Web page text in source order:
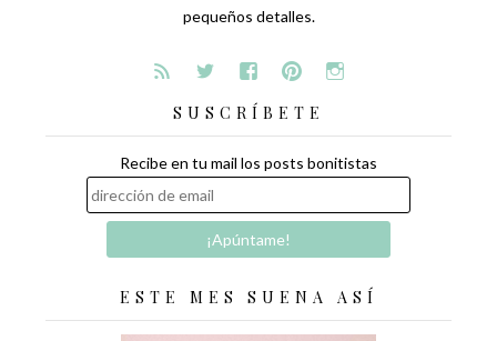
pequeños detalles.
SUSCRÍBETE
Recibe en tu mail los posts bonitistas
ESTE MES SUENA ASÍ